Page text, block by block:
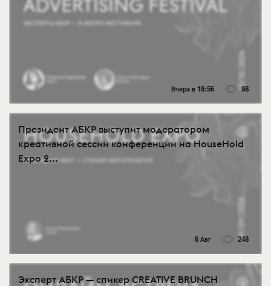
Вчера в 18:56 98
Президент АБКР выступит модератором
креативной сессии конференции на HouseHold
Expo 2...
6 Авг 248
Эксперт АБКР — спикер CREATIVE BRUNCH